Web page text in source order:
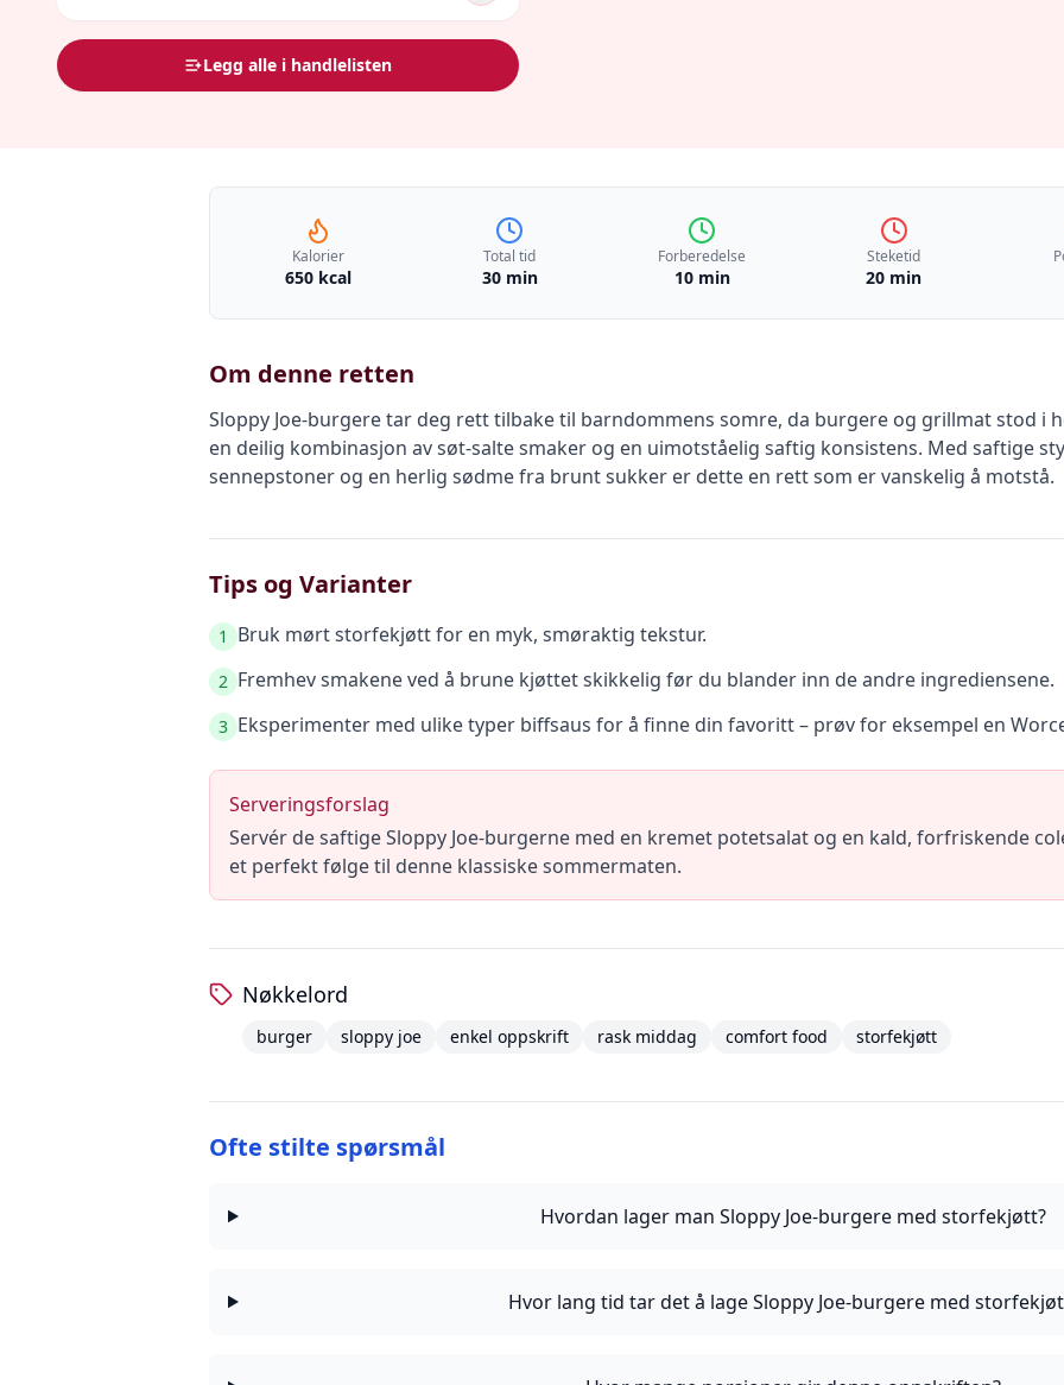
Legg alle i handlelisten
Kalorier
650 kcal
Total tid
30 min
Forberedelse
10 min
Steketid
20 min
Om denne retten
Sloppy Joe-burgere tar deg rett tilbake til barndommens somre, da burgere og grillmat stod i
en deilig kombinasjon av søt-salte smaker og en uimotståelig saftig konsistens. Med saftige
sennepstoner og en herlig sødme fra brunt sukker er dette en rett som er vanskelig å motstå.
Tips og Varianter
1 Bruk mørt storfekjøtt for en myk, smøraktig tekstur.
2 Fremhev smakene ved å brune kjøttet skikkelig før du blander inn de andre ingrediensene.
3 Eksperimenter med ulike typer biffsaus for å finne din favoritt – prøv for eksempel en
Serveringsforslag
Servér de saftige Sloppy Joe-burgerne med en kremet potetsalat og en kald, forfriskende
et perfekt følge til denne klassiske sommermaten.
Nøkkelord
burger sloppy joe enkel oppskrift rask middag comfort food storfekjøtt
Ofte stilte spørsmål
Hvordan lager man Sloppy Joe-burgere med storfekjøtt?
Hvor lang tid tar det å lage Sloppy Joe-burgere med